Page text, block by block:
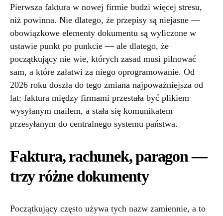
Pierwsza faktura w nowej firmie budzi więcej stresu,
niż powinna. Nie dlatego, że przepisy są niejasne —
obowiązkowe elementy dokumentu są wyliczone w
ustawie punkt po punkcie — ale dlatego, że
początkujący nie wie, których zasad musi pilnować
sam, a które załatwi za niego oprogramowanie. Od
2026 roku doszła do tego zmiana najpoważniejsza od
lat: faktura między firmami przestała być plikiem
wysyłanym mailem, a stała się komunikatem
przesyłanym do centralnego systemu państwa.
Faktura, rachunek, paragon —
trzy różne dokumenty
Początkujący często używa tych nazw zamiennie, a to